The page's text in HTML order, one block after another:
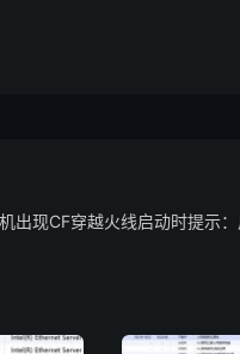
出现CF穿越火线启动时提示